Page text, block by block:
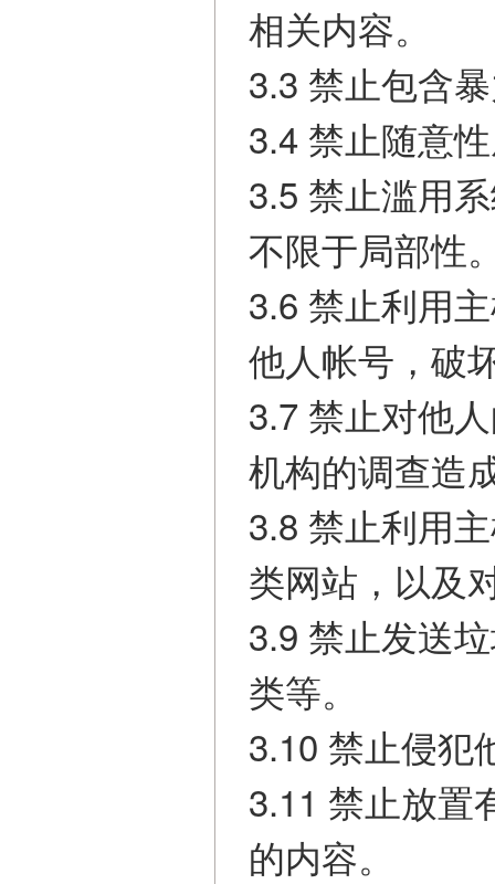
相关内容。
3.3 禁止包含
3.4 禁止随意
3.5 禁止滥用
不限于局部性
3.6 禁止利用
他人帐号，破
3.7 禁止对他
机构的调查造
3.8 禁止利用
类网站，以及
3.9 禁止发送
类等。
3.10 禁止侵犯
3.11 禁止放置
的内容。